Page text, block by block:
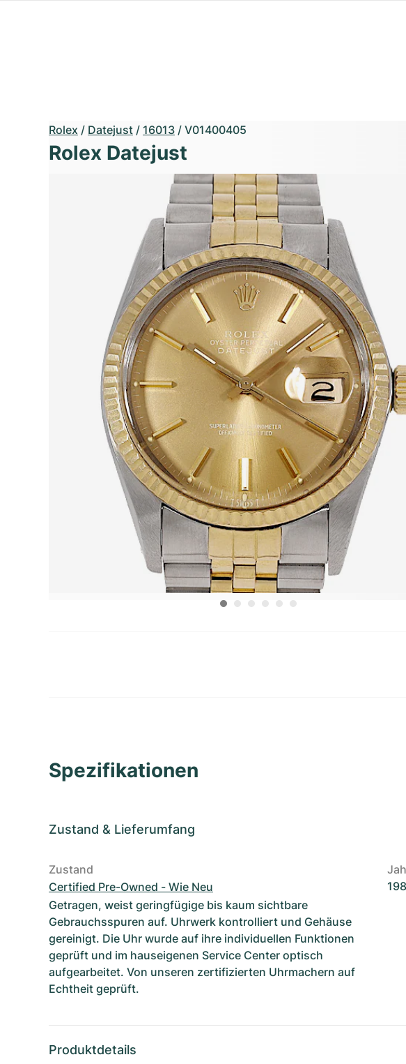
Rolex / Datejust / 16013 / V01400405
Rolex Datejust
Spezifikationen
Zustand & Lieferumfang
Zustand
Certified Pre-Owned - Wie Neu
Getragen, weist geringfügige bis kaum sichtbare
Gebrauchsspuren auf. Uhrwerk kontrolliert und Gehäuse
gereinigt. Die Uhr wurde auf ihre individuellen Funktionen
geprüft und im hauseigenen Service Center optisch
aufgearbeitet. Von unseren zertifizierten Uhrmachern auf
Echtheit geprüft.
Produktdetails